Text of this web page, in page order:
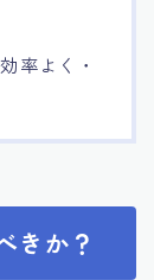
率よく・
きか？